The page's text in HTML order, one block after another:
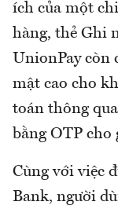
ích của một
hàng, thẻ Ghi
UnionPay còn
mật cao cho
toán thông
bằng OTP cho
Cùng với việc
Bank, người